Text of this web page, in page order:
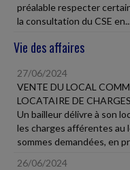
préalable respecter
la consultation du CSE en...
Vie des affaires
27/06/2024
VENTE DU LOCAL
LOCATAIRE DE
Un bailleur délivre à son
les charges afférentes au
sommes demandées, en
26/06/2024